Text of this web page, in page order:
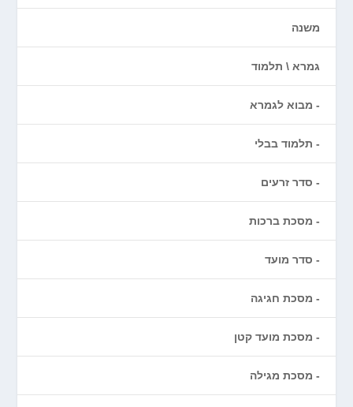
משנה
גמרא \ תלמוד
מבוא לגמרא
תלמוד בבלי
סדר זרעים
מסכת ברכות
סדר מועד
מסכת חגיגה
מסכת מועד קטן
מסכת מגילה